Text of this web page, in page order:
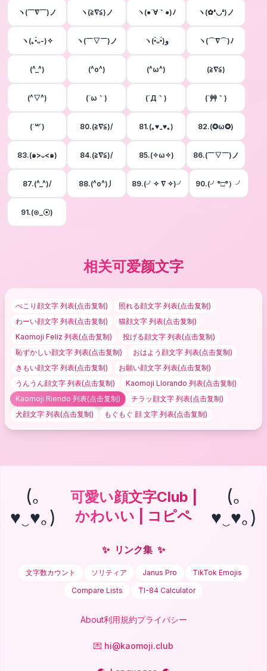
ヽ(￣∇￣)ノ ヽ(≧∇≦)ノ ヽ(●´∀｀●)ﾉ ヽ(✿❛◡❛)ノ
ヽ(｡•̀ᴗ-)✧ ヽ(￣▽￣)ノ ヽ(•̀ᴗ•́)و ヽ(⌒∇⌒)ﾉ
(^_^) (^o^) (^ω^) (≧∇≦)
(^▽^) (´ω｀) (´Д｀) (´艸｀)
(´꒳`) 80.(≧∇≦)/ 81.(｡♥‿♥｡) 82.(✪ω✪)
83.(๑>ᴗ<๑) 84.(≧∇≦)/ 85.(✧ω✧) 86.(￣▽￣)ノ
87.(^_^)/ 88.(^o^)丿 89.(╯✧ ∇ ✧)╯ 90.(╯°□°）╯
91.(⊙_☉)
相关可爱颜文字
ぺこり顔文字 列表(点击复制) 照れる顔文字 列表(点击复制)
わーい顔文字 列表(点击复制) 猫顔文字 列表(点击复制)
Kaomoji Feliz 列表(点击复制) 投げる顔文字 列表(点击复制)
恥ずかしい顔文字 列表(点击复制) おはよう顔文字 列表(点击复制)
きもい顔文字 列表(点击复制) お願い顔文字 列表(点击复制)
うんうん顔文字 列表(点击复制) Kaomoji Llorando 列表(点击复制)
Kaomoji Riendo 列表(点击复制) チラッ顔文字 列表(点击复制)
犬顔文字 列表(点击复制) もぐもぐ 顔 文字 列表(点击复制)
(｡
♥‿♥｡)
可愛い顔文字Club |
かわいい | コピペ
(｡
♥‿♥｡)
✨ リンク集 ✨
文字数カウント ソリティア Janus Pro
TikTok Emojis
Compare Lists
TI-84 Calculator
About利用規約プライバシー
💌 hi@kaomoji.club